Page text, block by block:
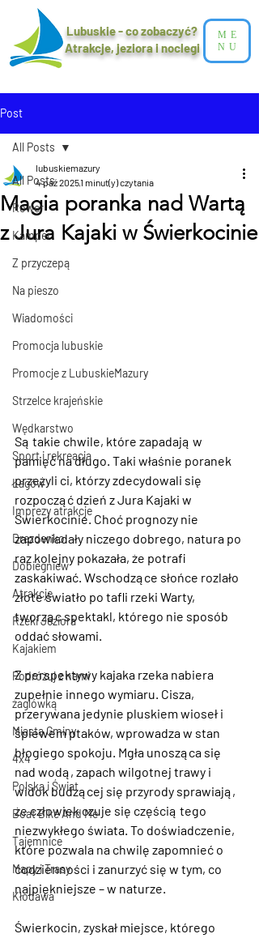
Lubuskie - co zobaczyć?
Atrakcje, jeziora i noclegi​
ME
NU
Post
All Posts
Rower
Kamper
Z przyczepą
Na pieszo
Wiadomości
Promocja lubuskie
Promocje z LubuskieMazury
Strzelce krajeńskie
Wędkarstwo
Sport i rekreacja
Łagów
Imprezy atrakcje
Drezdenko
Dobiegniew
Atrakcje
Rzeki Jeziora
Kajakiem
Podróżuj z nami
żaglówką
Miasta Gminy
4x4
Polska i Świat
Boat Bike And Me
Tajemnice
Mapy i Trasy
Kłodawa
All Posts
Magia poranka nad Wartą
z Jura Kajaki w Świerkocinie
lubuskiemazury
4 paź 20251 minut(y) czytania
Są takie chwile, które zapadają w
pamięć na długo. Taki właśnie poranek
przeżyli ci, którzy zdecydowali się
rozpocząć dzień z Jura Kajaki w
Świerkocinie. Choć prognozy nie
zapowiadały niczego dobrego, natura po
raz kolejny pokazała, że potrafi
zaskakiwać. Wschodzące słońce rozlało
złote światło po tafli rzeki Warty,
tworząc spektakl, którego nie sposób
oddać słowami.
Z perspektywy kajaka rzeka nabiera
zupełnie innego wymiaru. Cisza,
przerywana jedynie pluskiem wioseł i
śpiewem ptaków, wprowadza w stan
błogiego spokoju. Mgła unosząca się
nad wodą, zapach wilgotnej trawy i
widok budzącej się przyrody sprawiają,
że człowiek czuje się częścią tego
niezwykłego świata. To doświadczenie,
które pozwala na chwilę zapomnieć o
codzienności i zanurzyć się w tym, co
najpiękniejsze – w naturze.
Świerkocin, zyskał miejsce, którego